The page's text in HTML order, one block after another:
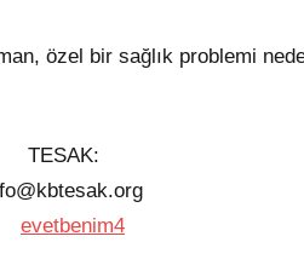
özel bir sağlık problemi
TESAK:
@kbtesak.org